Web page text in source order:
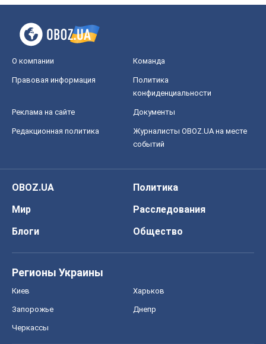
О компании Команда
Правовая информация
Политика
конфиденциальности
Реклама на сайте Документы
Редакционная политика
Журналисты OBOZ.UA на месте
событий
OBOZ.UA
Политика
Мир
Расследования
Блоги
Общество
Регионы Украины
Киев Харьков
Запорожье Днепр
Черкассы